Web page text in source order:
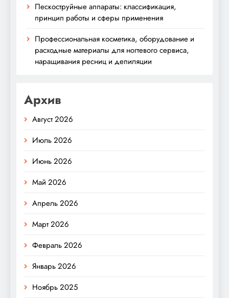
Пескоструйные аппараты: классификация,
принцип работы и сферы применения
Профессиональная косметика, оборудование и
расходные материалы для ногтевого сервиса,
наращивания ресниц и депиляции
Архив
Август 2026
Июль 2026
Июнь 2026
Май 2026
Апрель 2026
Март 2026
Февраль 2026
Январь 2026
Ноябрь 2025